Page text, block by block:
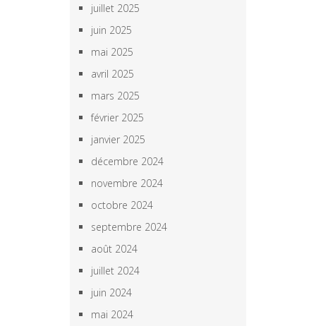
juillet 2025
juin 2025
mai 2025
avril 2025
mars 2025
février 2025
janvier 2025
décembre 2024
novembre 2024
octobre 2024
septembre 2024
août 2024
juillet 2024
juin 2024
mai 2024